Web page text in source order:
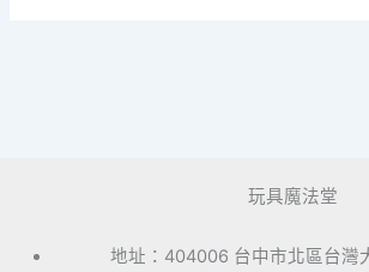
玩具魔法堂
地址：404006 台中市北區台灣